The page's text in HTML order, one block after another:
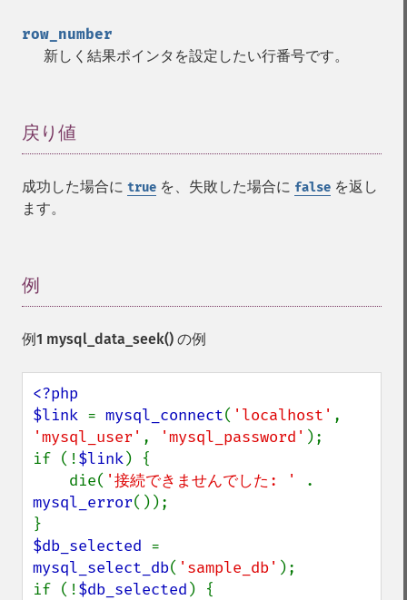
row_number
新しく結果ポインタを設定したい行番号です。
戻り値
成功した場合に true を、失敗した場合に false を返し
ます。
例
例1 mysql_data_seek() の例
<?php
$link = mysql_connect( 'localhost'
'mysql_user' , 'mysql_password' );
if (!$link) {
    die(
'接続できませんでした: '
mysql_error());
$db_selected
mysql_select_db( 'sample_db' );
if (!$db_selected ) {